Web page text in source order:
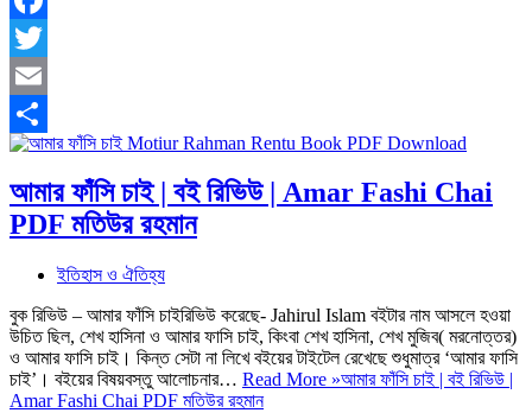
Facebook
Twitter
Email
Share
আমার ফাঁসি চাই | বই রিভিউ | Amar Fashi Chai
PDF মতিউর রহমান
ইতিহাস ও ঐতিহ্য
বুক রিভিউ – আমার ফাঁসি চাইরিভিউ করেছে- Jahirul Islam বইটার নাম আসলে হওয়া
উচিত ছিল, শেখ হাসিনা ও আমার ফাসি চাই, কিংবা শেখ হাসিনা, শেখ মুজিব( মরনোত্তর)
ও আমার ফাসি চাই। কিন্ত সেটা না লিখে বইয়ের টাইটেল রেখেছে শুধুমাত্র ‘আমার ফাসি
চাই’। বইয়ের বিষয়বস্তু আলোচনার… Read More »আমার ফাঁসি চাই | বই রিভিউ |
Amar Fashi Chai PDF মতিউর রহমান